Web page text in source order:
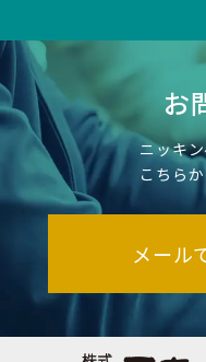
お
ニッキ
こちら
メール